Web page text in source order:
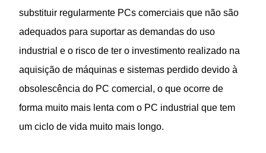
substituir regularmente PCs comerciais que não são
adequados para suportar as demandas do uso
industrial e o risco de ter o investimento realizado na
aquisição de máquinas e sistemas perdido devido à
obsolescência do PC comercial, o que ocorre de
forma muito mais lenta com o PC industrial que tem
um ciclo de vida muito mais longo.